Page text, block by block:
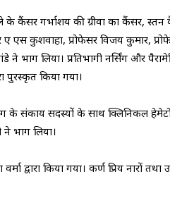
कैंसर गर्भाशय की ग्रीवा का कैंसर,
एस कुशवाहा, प्रोफेसर विजय कुमार,
ने भाग लिया। प्रतिभागी नर्सिंग और
पुरस्कृत किया गया।
के संकाय सदस्यों के साथ क्लिनिकल
ने भाग लिया।
द्वारा किया गया। कर्ण प्रिय नारों